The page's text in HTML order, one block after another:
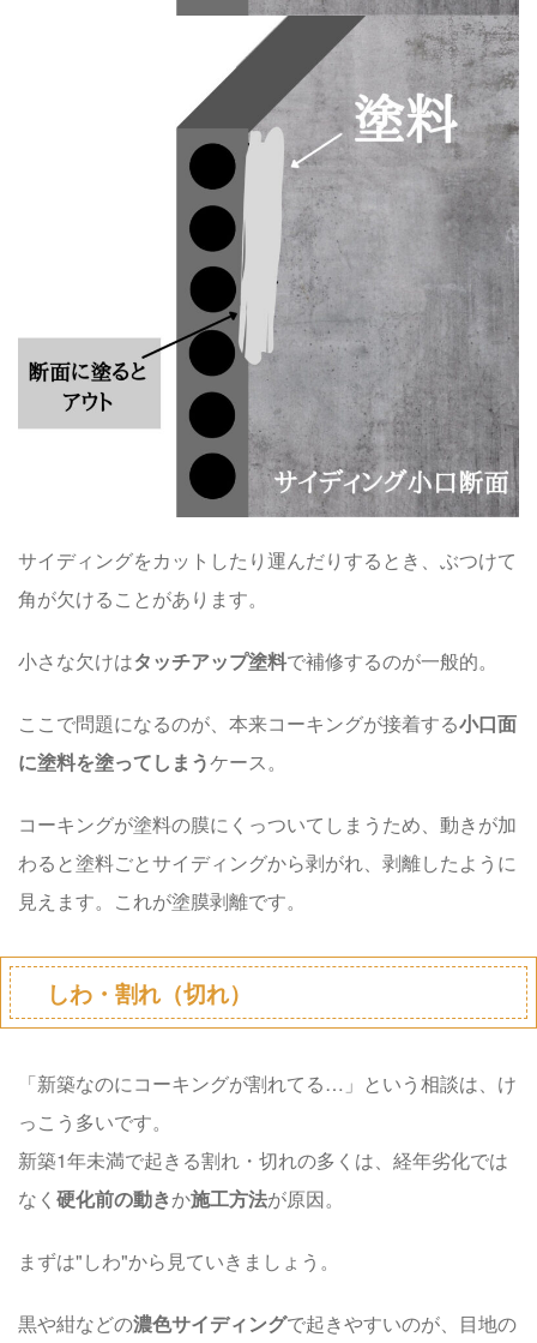
サイディングをカットしたり運んだりするとき、ぶつけて
角が欠けることがあります。
小さな欠けはタッチアップ塗料で補修するのが一般的。
ここで問題になるのが、本来コーキングが接着する小口面
に塗料を塗ってしまうケース。
コーキングが塗料の膜にくっついてしまうため、動きが加
わると塗料ごとサイディングから剥がれ、剥離したように
見えます。これが塗膜剥離です。
しわ・割れ（切れ）
「新築なのにコーキングが割れてる…」という相談は、け
っこう多いです。
新築1年未満で起きる割れ・切れの多くは、経年劣化では
なく 硬化前の動きか施工方法が原因。
まずは"しわ"から見ていきましょう。
黒や紺などの濃色サイディングで起きやすいのが、目地の